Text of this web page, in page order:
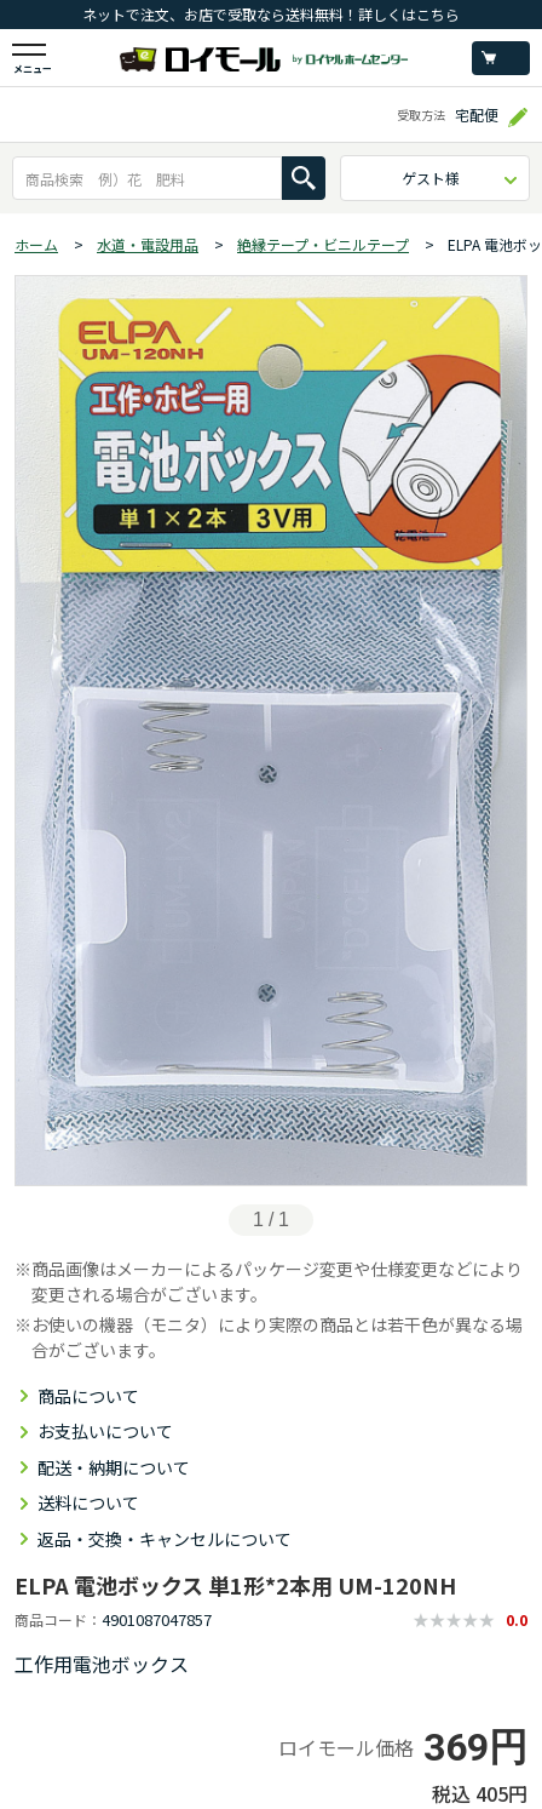
ネットで注文、お店で受取なら送料無料！詳しくはこちら
メニュー
受取方法 宅配便
ゲスト様
ホーム > 水道・電設用品 > 絶縁テープ・ビニルテープ > ELPA 電池ボ
1 / 1
商品画像はメーカーによるパッケージ変更や仕様変更などにより
変更される場合がございます。
お使いの機器（モニタ）により実際の商品とは若干色が異なる場
合がございます。
商品について
お支払いについて
配送・納期について
送料について
返品・交換・キャンセルについて
ELPA 電池ボックス 単1形*2本用 UM-120NH
商品コード 4901087047857 0.0
工作用電池ボックス
ロイモール価格 369円
405円